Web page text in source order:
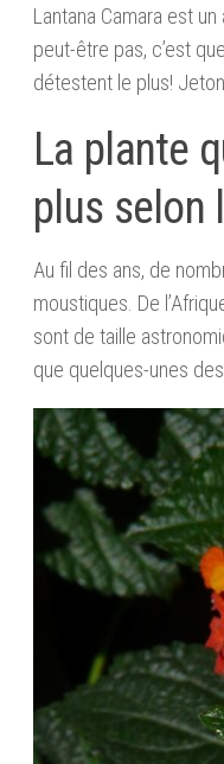
Lantana Camara est
peut-être pas, c’est
détestent le plus!
La plante
plus selon
Au fil des ans, de
moustiques. De
sont de taille
que quelques-unes